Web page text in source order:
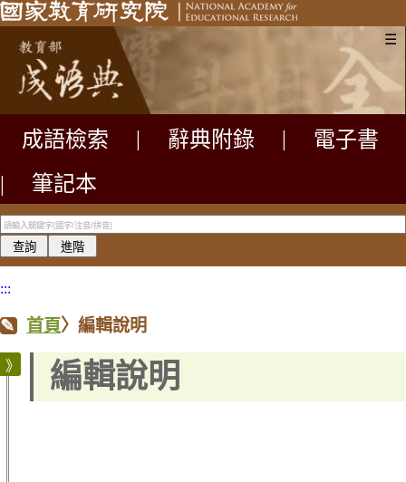
☰
成語檢索 辭典附錄
電子書
|
筆記本
:::
首頁〉編輯說明
編輯說明